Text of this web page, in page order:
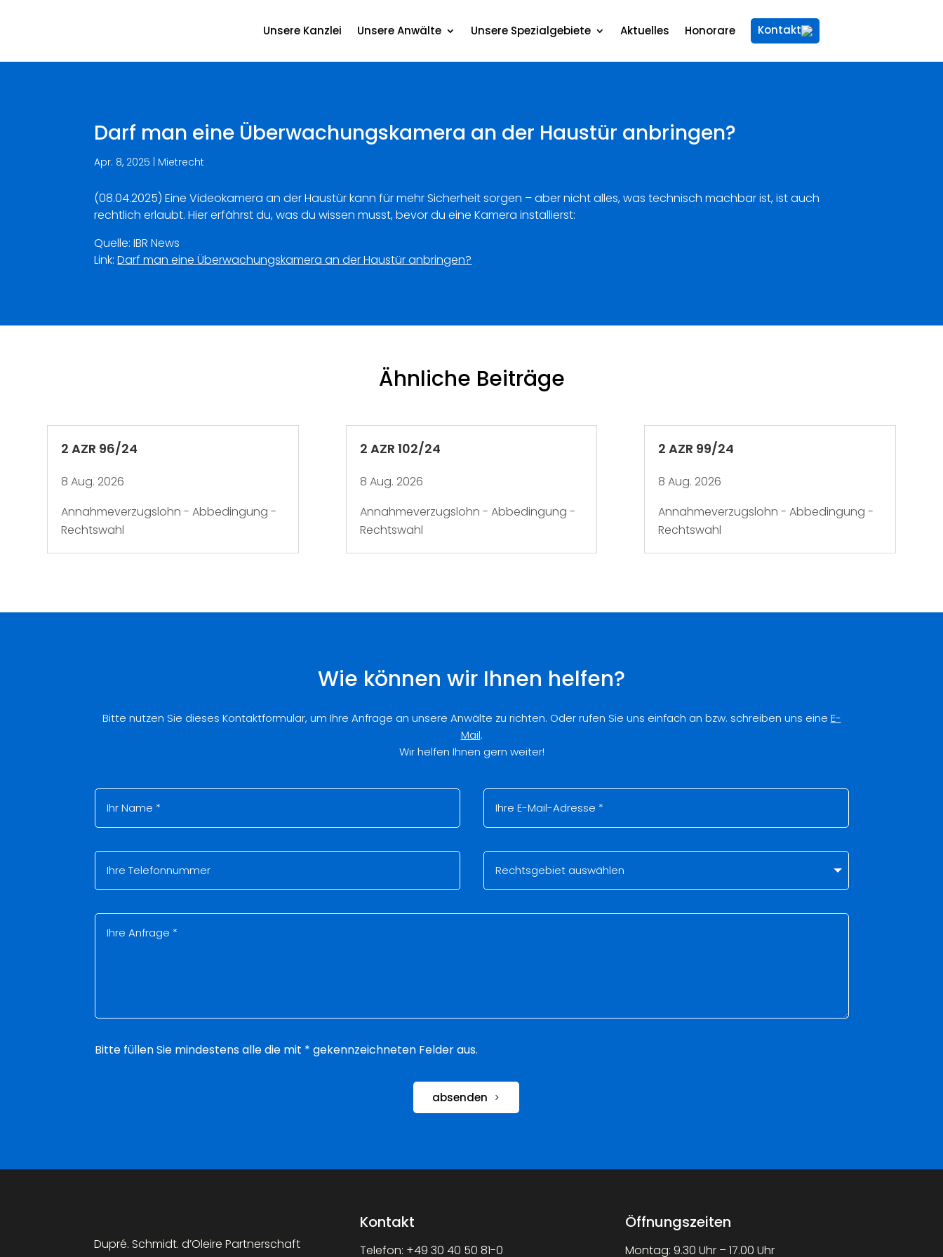
Unsere Kanzlei Unsere Anwälte Unsere Spezialgebiete Aktuelles Honorare Kontakt
Darf man eine Überwachungskamera an der Haustür anbringen?
Apr. 8, 2025 | Mietrecht
(08.04.2025) Eine Videokamera an der Haustür kann für mehr Sicherheit sorgen – aber nicht alles, was technisch machbar ist, ist auch
rechtlich erlaubt. Hier erfährst du, was du wissen musst, bevor du eine Kamera installierst:
Quelle: IBR News
Link:Darf man eine Überwachungskamera an der Haustür anbringen?
Ähnliche Beiträge
2 AZR 96/24
8 Aug. 2026
Annahmeverzugslohn - Abbedingung -
Rechtswahl
2 AZR 102/24
8 Aug. 2026
Annahmeverzugslohn - Abbedingung -
Rechtswahl
2 AZR 99/24
8 Aug. 2026
Annahmeverzugslohn - Abbedingung -
Rechtswahl
Wie können wir Ihnen helfen?
Bitte nutzen Sie dieses Kontaktformular, um Ihre Anfrage an unsere Anwälte zu richten. Oder rufen Sie uns einfach an bzw. schreiben uns eine E-
Mail.
Wir helfen Ihnen gern weiter!
Bitte füllen Sie mindestens alle die mit * gekennzeichneten Felder aus.
absenden
Dupré. Schmidt. d’Oleire Partnerschaft
Kontakt
Telefon: +49 30 40 50 81-0
Öffnungszeiten
Montag: 9.30 Uhr – 17.00 Uhr